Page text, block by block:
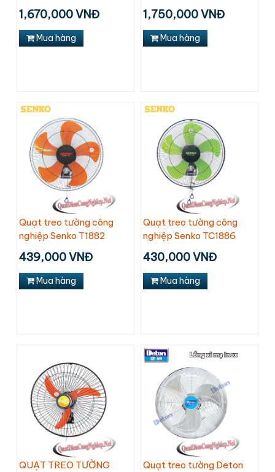
1,670,000 VNĐ
Mua hàng
1,750,000 VNĐ
Mua hàng
Quạt treo tường công
nghiệp Senko T1882
439,000 VNĐ
Mua hàng
Quạt treo tường công
nghiệp Senko TC1886
430,000 VNĐ
Mua hàng
QUẠT TREO TƯỜNG
Quạt treo tường Deton